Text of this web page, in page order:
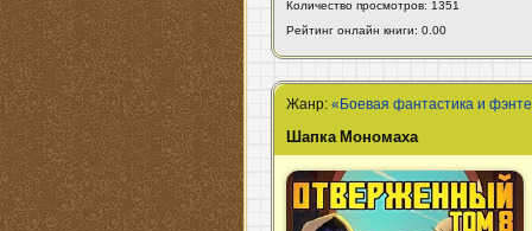
Количество просмотров: 1351
Рейтинг онлайн книги: 0.00
Жанр:«Боевая фантастика и
Шапка Мономаха